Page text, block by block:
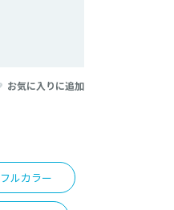
お気に入りに追加
フルカラー